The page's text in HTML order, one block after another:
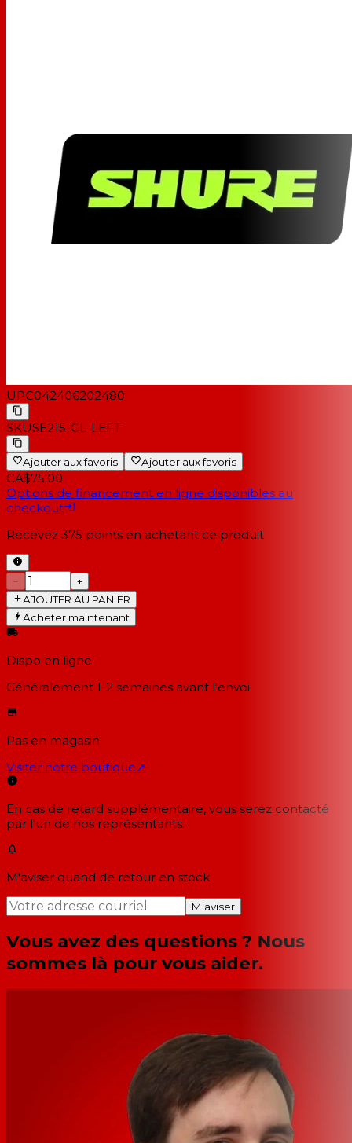
UPC042406202480
SKUSE215-CL-LEFT
Ajouter aux favoris Ajouter aux favoris
CA$75.00
Options de financement en ligne disponibles au
checkout
Recevez 375 points en achetant ce produit
−
+
AJOUTER AU PANIER
Acheter maintenant
Dispo en ligne
Généralement 1-2 semaines avant l'envoi
Pas en magasin
Visiter notre boutique↗
En cas de retard supplémentaire, vous serez contacté
par l'un de nos représentants.
M'aviser quand de retour en stock
M'aviser
Vous avez des questions ? Nous
sommes là pour vous aider.